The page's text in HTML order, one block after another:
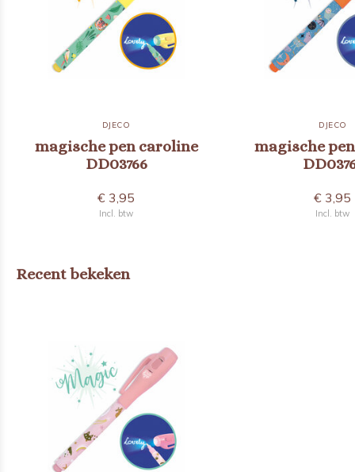
DJECO
magische pen caroline
DD03766
€ 3,95
Incl. btw
DJECO
magische
€ 3,95
Incl. btw
Recent bekeken